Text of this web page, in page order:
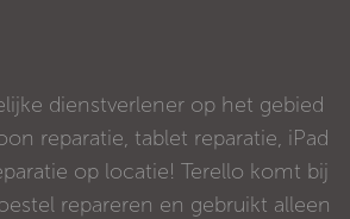
dienstverlener op het gebied
reparatie, tablet reparatie, iPad
op locatie! Terello komt bij
repareren en gebruikt alleen